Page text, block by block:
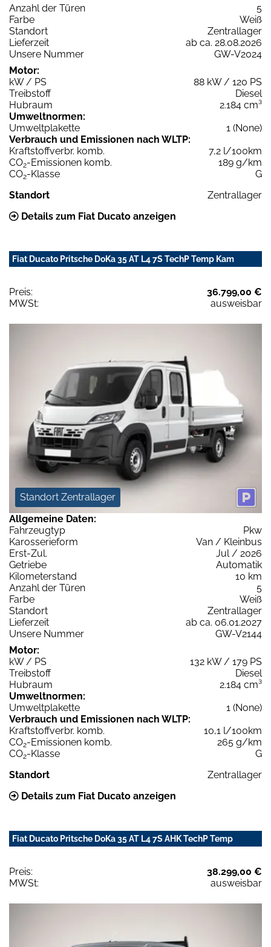
Anzahl der Türen
5
Farbe
Weiß
Standort
Zentrallager
Lieferzeit
ab ca. 28.08.2026
Unsere Nummer
GW-V2024
Motor:
kW / PS
88 kW / 120 PS
Treibstoff
Diesel
Hubraum
2.184 cm³
Umweltnormen:
Umweltplakette
1 (None)
Verbrauch und Emissionen nach WLTP:
Kraftstoffverbr. komb.
7,2 l/100km
CO2-Emissionen komb.
189 g/km
CO2-Klasse
G
Standort
Zentrallager
Details zum Fiat Ducato anzeigen
Fiat Ducato Pritsche DoKa 35 AT L4 7S TechP Temp Kam
Preis:
36.799,00 €
MWSt:
ausweisbar
Standort Zentrallager
Allgemeine Daten:
Fahrzeugtyp
Pkw
Karosserieform
Van / Kleinbus
Erst-Zul.
Jul / 2026
Getriebe
Automatik
Kilometerstand
10 km
Anzahl der Türen
5
Farbe
Weiß
Standort
Zentrallager
Lieferzeit
ab ca. 06.01.2027
Unsere Nummer
GW-V2144
Motor:
kW / PS
132 kW / 179 PS
Treibstoff
Diesel
Hubraum
2.184 cm³
Umweltnormen:
Umweltplakette
1 (None)
Verbrauch und Emissionen nach WLTP:
Kraftstoffverbr. komb.
10,1 l/100km
CO2-Emissionen komb.
265 g/km
CO2-Klasse
G
Standort
Zentrallager
Details zum Fiat Ducato anzeigen
Fiat Ducato Pritsche DoKa 35 AT L4 7S AHK TechP Temp
Preis:
38.299,00 €
MWSt:
ausweisbar